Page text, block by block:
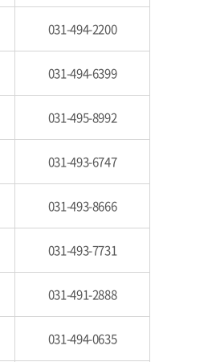
031-494-2200
031-494-6399
031-495-8992
031-493-6747
031-493-8666
031-493-7731
031-491-2888
031-494-0635